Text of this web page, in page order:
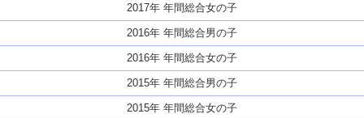
2017年 年間総合女の子
2016年 年間総合男の子
2016年 年間総合女の子
2015年 年間総合男の子
2015年 年間総合女の子